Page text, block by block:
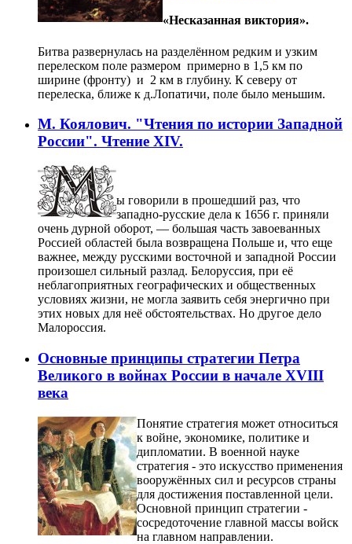
«Несказанная виктория».
Битва развернулась на разделённом редким и узким
перелеском поле размером примерно в 1,5 км по
ширине (фронту) и 2 км в глубину. К северу от
перелеска, ближе к д.Лопатичи, поле было меньшим.
М. Коялович. "Чтения по истории Западной
России". Чтение ХІV.
ы говорили в прошедший раз, что
западно-русские дела к 1656 г. приняли
очень дурной оборот, — большая часть завоеванных
Россией областей была возвращена Польше и, что еще
важнее, между русскими восточной и западной России
произошел сильный разлад. Белоруссия, при её
неблагоприятных географических и общественных
условиях жизни, не могла заявить себя энергично при
этих новых для неё обстоятельствах. Но другое дело
Малороссия.
Основные принципы стратегии Петра
Великого в войнах России в начале XVIII
века
Понятие стратегия может относиться
к войне, экономике, политике и
дипломатии. В военной науке
стратегия - это искусство применения
вооружённых сил и ресурсов страны
для достижения поставленной цели.
Основной принцип стратегии -
сосредоточение главной массы войск
на главном направлении.